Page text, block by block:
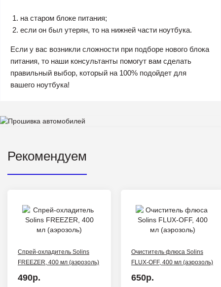
на старом блоке питания;
если он был утерян, то на нижней части ноутбука.
Если у вас возникли сложности при подборе нового блока
питания, то наши консультанты помогут вам сделать
правильный выбор, который на 100% подойдет для
вашего ноутбука!
Рекомендуем
Спрей-охладитель Solins
FREEZER, 400 мл (аэрозоль)
490р.
Очиститель флюса Solins
FLUX-OFF, 400 мл (аэрозоль)
650р.